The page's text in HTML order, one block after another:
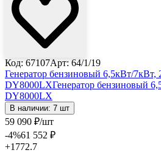
Код: 67107Арт: 64/1/19
Генератор бензиновый 6,5кВт/7кВт,
DY8000LХГенератор бензиновый
DY8000LХ
В наличии: 7 шт
59 090 ₽/шт
-4%61 552 ₽
+1772.7